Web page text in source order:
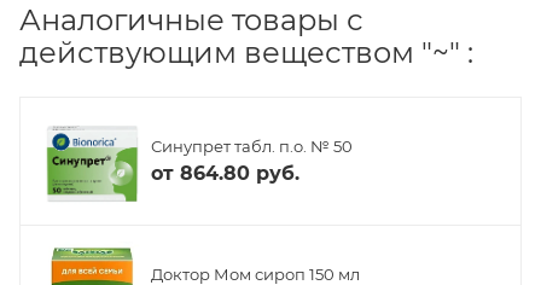
Аналогичные товары с
действующим веществом "~" :
Синупрет табл. п.о. № 50
от 864.80 руб.
Доктор Мом сироп 150 мл